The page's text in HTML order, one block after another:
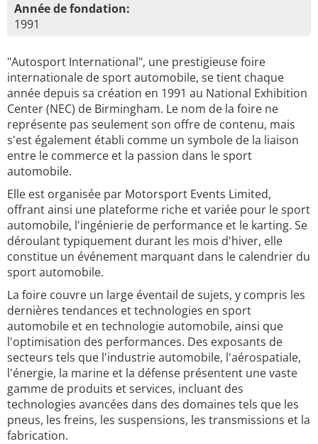
Année de fondation:
1991
"Autosport International", une prestigieuse foire
internationale de sport automobile, se tient chaque
année depuis sa création en 1991 au National Exhibition
Center (NEC) de Birmingham. Le nom de la foire ne
représente pas seulement son offre de contenu, mais
s'est également établi comme un symbole de la liaison
entre le commerce et la passion dans le sport
automobile.
Elle est organisée par Motorsport Events Limited,
offrant ainsi une plateforme riche et variée pour le sport
automobile, l'ingénierie de performance et le karting. Se
déroulant typiquement durant les mois d'hiver, elle
constitue un événement marquant dans le calendrier du
sport automobile.
La foire couvre un large éventail de sujets, y compris les
dernières tendances et technologies en sport
automobile et en technologie automobile, ainsi que
l'optimisation des performances. Des exposants de
secteurs tels que l'industrie automobile, l'aérospatiale,
l'énergie, la marine et la défense présentent une vaste
gamme de produits et services, incluant des
technologies avancées dans des domaines tels que les
pneus, les freins, les suspensions, les transmissions et la
fabrication.